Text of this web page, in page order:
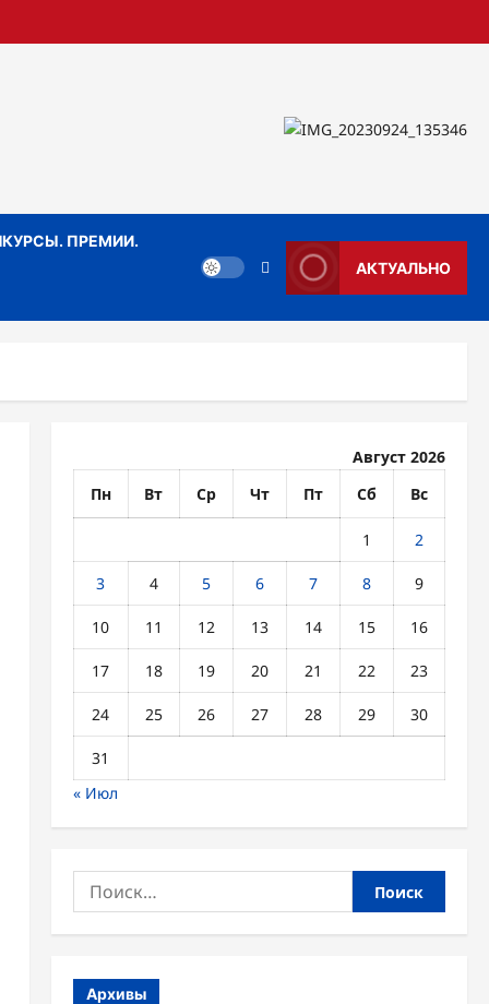
ПРЕМИИ.
АКТУАЛЬНО
Август 2026
Пн
Вт Ср Чт Пт Сб Вс
1 2
3 4 5 6 7 8 9
10 11 12 13 14 15 16
17 18 19 20 21 22 23
24 25 26 27 28 29 30
31
« Июл
Найти:
Архивы